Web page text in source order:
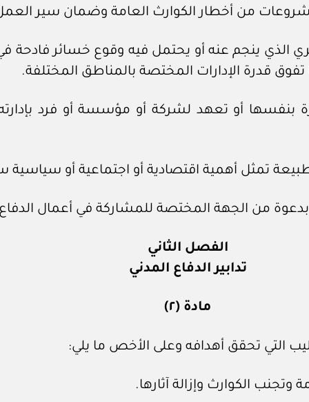
من أخطار الكوارث العامة وضمان سير
الذي ينجم عنه أو يحتمل فيه وقوع خسائر فادحة في
قدرة الإدارات المختصة بالمناطق المختلفة.
بنفسها أو تعهد لشركة أو مؤسسة أو فرد
تمثل أهمية اقتصادية أو اجتماعية أو سياسية
من الجهة المختصة للمشاركة في أعمال الدفاع
الفصل الثاني
تدابير الدفاع المدني
مادة (٢)
التي تحقق أهدافه وعلى الأخص ما يلي: